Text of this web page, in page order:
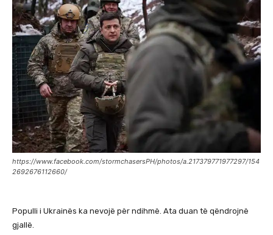
https://www.facebook.com/stormchasersPH/photos/a.217379771977297/154
2692676112660/
Populli i Ukrainës ka nevojë për ndihmë. Ata duan të qëndrojnë
gjallë.